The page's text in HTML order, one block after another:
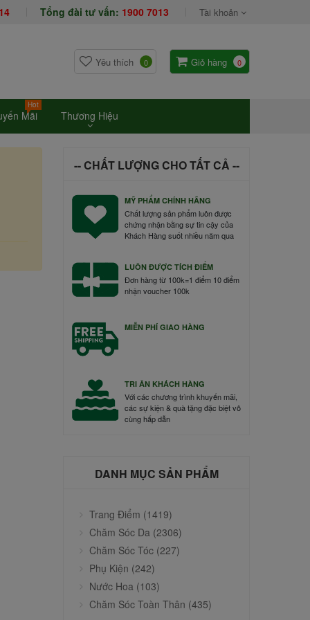
Tổng đài tư vấn: 1900 7013 Tài khoản
Yêu thích 0 Giỏ hàng 0
Mãi
Hot
Thương Hiệu
-- CHẤT LƯỢNG CHO TẤT CẢ --
MỸ PHẨM CHÍNH HÃNG
Chất lượng sản phẩm luôn được
chứng nhận bằng sự tin cậy của
Khách Hàng suốt nhiều năm qua
LUÔN ĐƯỢC TÍCH ĐIỂM
Đơn hàng từ 100k=1 điểm 10 điểm
nhận voucher 100k
MIỄN PHÍ GIAO HÀNG
TRI ÂN KHÁCH HÀNG
Với các chương trình khuyến mãi,
các sự kiện & quà tặng đặc biệt vô
cùng hấp dẫn
DANH MỤC SẢN PHẨM
Trang Điểm (1419)
Chăm Sóc Da (2306)
Chăm Sóc Tóc (227)
Phụ Kiện (242)
Nước Hoa (103)
Chăm Sóc Toàn Thân (435)